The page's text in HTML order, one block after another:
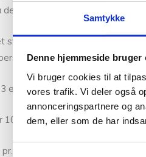
Samtykke
Denne hjemmeside bruger
Vi bruger cookies til at
vores trafik. Vi deler også
annonceringspartnere og
dem, eller som de har
færdige projekt et smukkere
stort udvalg af garner i mange
og nøje vejledning så du
er dig så kan du se de andre
100% Alpaca
50 g/437 yards per 50 g